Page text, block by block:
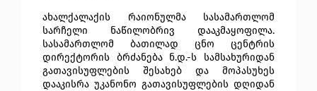
ახალქალაქის რაიონულმა სასამართლომ
სარჩელი ნაწილობრივ დააკმაყოფილა.
სასამართლომ ბათილად ცნო ცენტრის
დირექტორის ბრძანება ნ.დ.-ს სამსახურიდან
გათავისუფლების შესახებ და მოპასუხეს
დააკისრა უკანონო გათავისუფლების დღიდან